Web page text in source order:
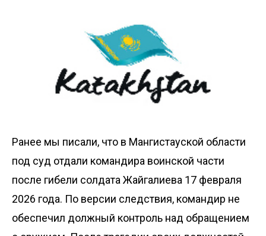
Ранее мы писали, что в Мангистауской области
под суд отдали командира воинской части
после гибели солдата Жайгалиева 17 февраля
2026 года. По версии следствия, командир не
обеспечил должный контроль над обращением